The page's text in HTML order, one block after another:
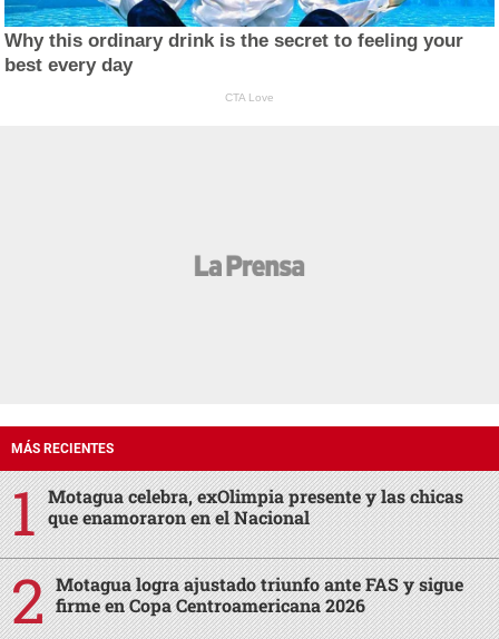
Why this ordinary drink is the secret to feeling your
best every day
CTA Love
MÁS RECIENTES
Motagua celebra, exOlimpia presente y las chicas
que enamoraron en el Nacional
Motagua logra ajustado triunfo ante FAS y sigue
firme en Copa Centroamericana 2026